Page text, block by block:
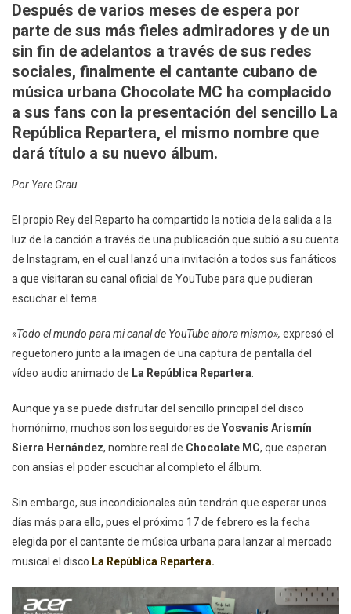
República
Repartera»
Después de varios meses de espera por
parte de sus más fieles admiradores y de un
sin fin de adelantos a través de sus redes
sociales, finalmente el cantante cubano de
música urbana Chocolate MC ha complacido
a sus fans con la presentación del sencillo La
República Repartera, el mismo nombre que
dará título a su nuevo álbum.
Por Yare Grau
El propio Rey del Reparto ha compartido la noticia de la salida a la
luz de la canción a través de una publicación que subió a su cuenta
de Instagram, en el cual lanzó una invitación a todos sus fanáticos
a que visitaran su canal oficial de YouTube para que pudieran
escuchar el tema.
«Todo el mundo para mi canal de YouTube ahora mismo», expresó el
reguetonero junto a la imagen de una captura de pantalla del
vídeo audio animado de La República Repartera.
Aunque ya se puede disfrutar del sencillo principal del disco
homónimo, muchos son los seguidores de Yosvanis Arismín
Sierra Hernández, nombre real de Chocolate MC, que esperan
con ansias el poder escuchar al completo el álbum.
Sin embargo, sus incondicionales aún tendrán que esperar unos
días más para ello, pues el próximo 17 de febrero es la fecha
elegida por el cantante de música urbana para lanzar al mercado
musical el disco La República Repartera.